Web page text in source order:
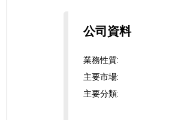
公司資料
業務性質:
主要市場:
主要分類: